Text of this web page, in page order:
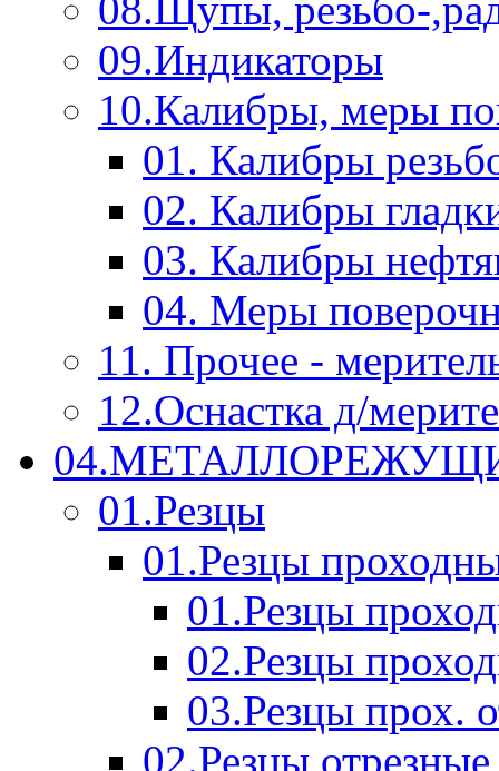
09.Индикаторы
10.Калибры, меры
01. Калибры
02. Калибры
03. Калибры
04. Меры
11. Прочее -
12.Оснастка д/
01.Резцы
01.Резцы
01.Резцы
02.Резцы
03.Резцы прох.
02.Резцы отрезные